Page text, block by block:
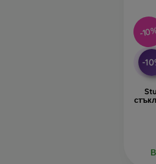
-
-